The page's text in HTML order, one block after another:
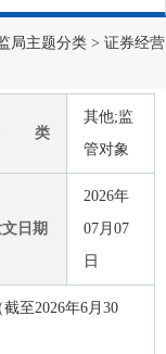
局主题分类 > 证券经营
类
其他;监
管对象
日期
2026年
07月07
日
至2026年6月30